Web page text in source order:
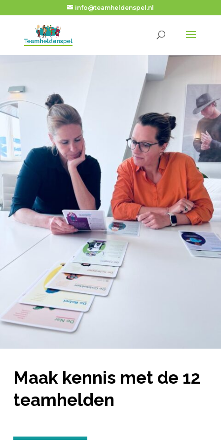
info@teamheldenspel.nl
Maak kennis met de 12
teamhelden